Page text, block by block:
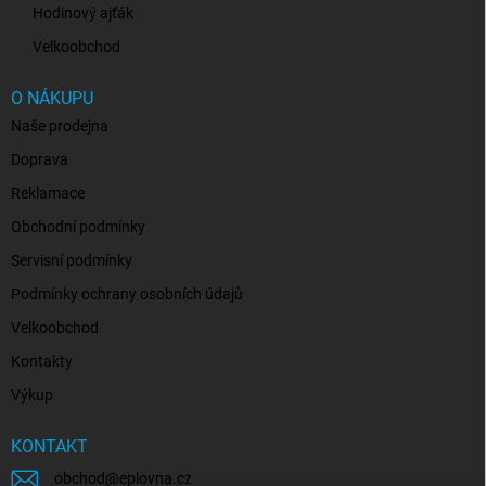
Hodinový ajťák
Velkoobchod
O NÁKUPU
Naše prodejna
Doprava
Reklamace
Obchodní podmínky
Servisní podmínky
Podmínky ochrany osobních údajů
Velkoobchod
Kontakty
Výkup
KONTAKT
obchod @eplovna.cz